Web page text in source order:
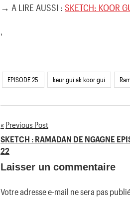
→ A LIRE AUSSI : SKETCH: KOOR
'
EPISODE 25 keur gui ak koor gui
Navigation
de
Previous Post
SKETCH : RAMADAN DE NGAGNE
22
Laisser un commentaire
Votre adresse e-mail ne sera pas